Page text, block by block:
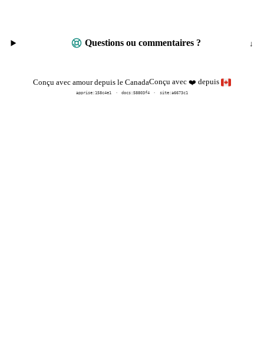
Questions ou commentaires ?
Conçu avec amour depuis le CanadaConçu avec ❤️ depuis
apprise:158c4e1 docs:58803f4 site:a6673c1